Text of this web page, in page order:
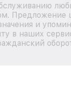
и
в наших